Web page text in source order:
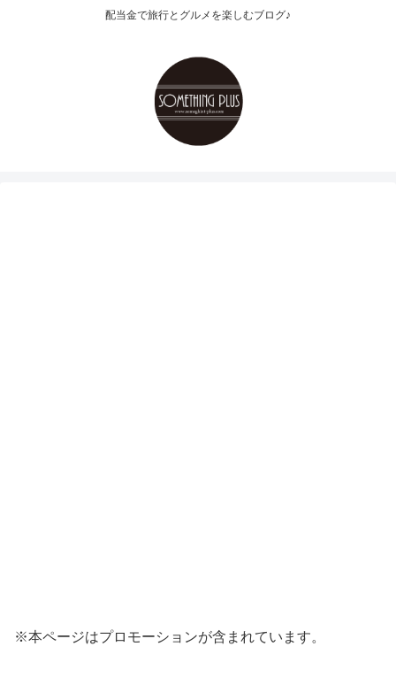
配当金で旅行とグルメを楽しむブログ♪
※本ページはプロモーションが含まれています。